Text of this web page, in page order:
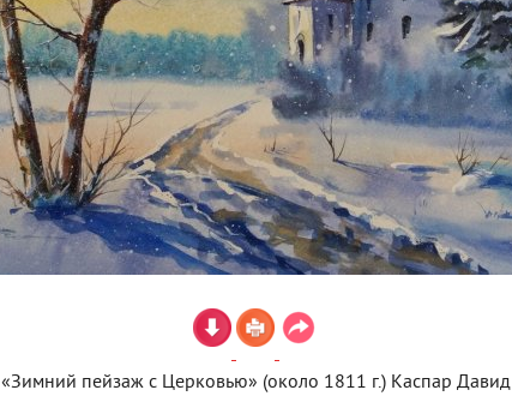
«Зимний пейзаж с Церковью» (около 1811 г.) Каспар Давид